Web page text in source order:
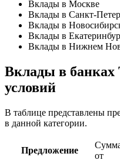
Вклады в Москве
Вклады в Санкт-
Вклады в
Вклады в
Вклады в Нижнем
Вклады в банках
условий
В таблице представлены
в данной категории.
Предложение
от